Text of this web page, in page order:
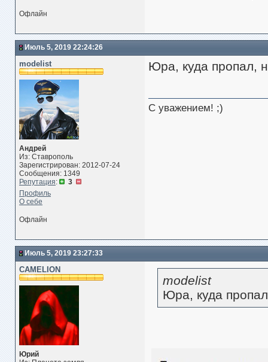
Офлайн
Июль 5, 2019 22:24:26
modelist
Андрей
Из: Ставрополь
Зарегистрирован: 2012-07-24
Сообщения: 1349
Репутация:
3
Профиль
О себе
Юра, куда пропал,
С уважением! ;)
Офлайн
Июль 5, 2019 23:27:33
CAMELION
Юрий
modelist
Юра, куда